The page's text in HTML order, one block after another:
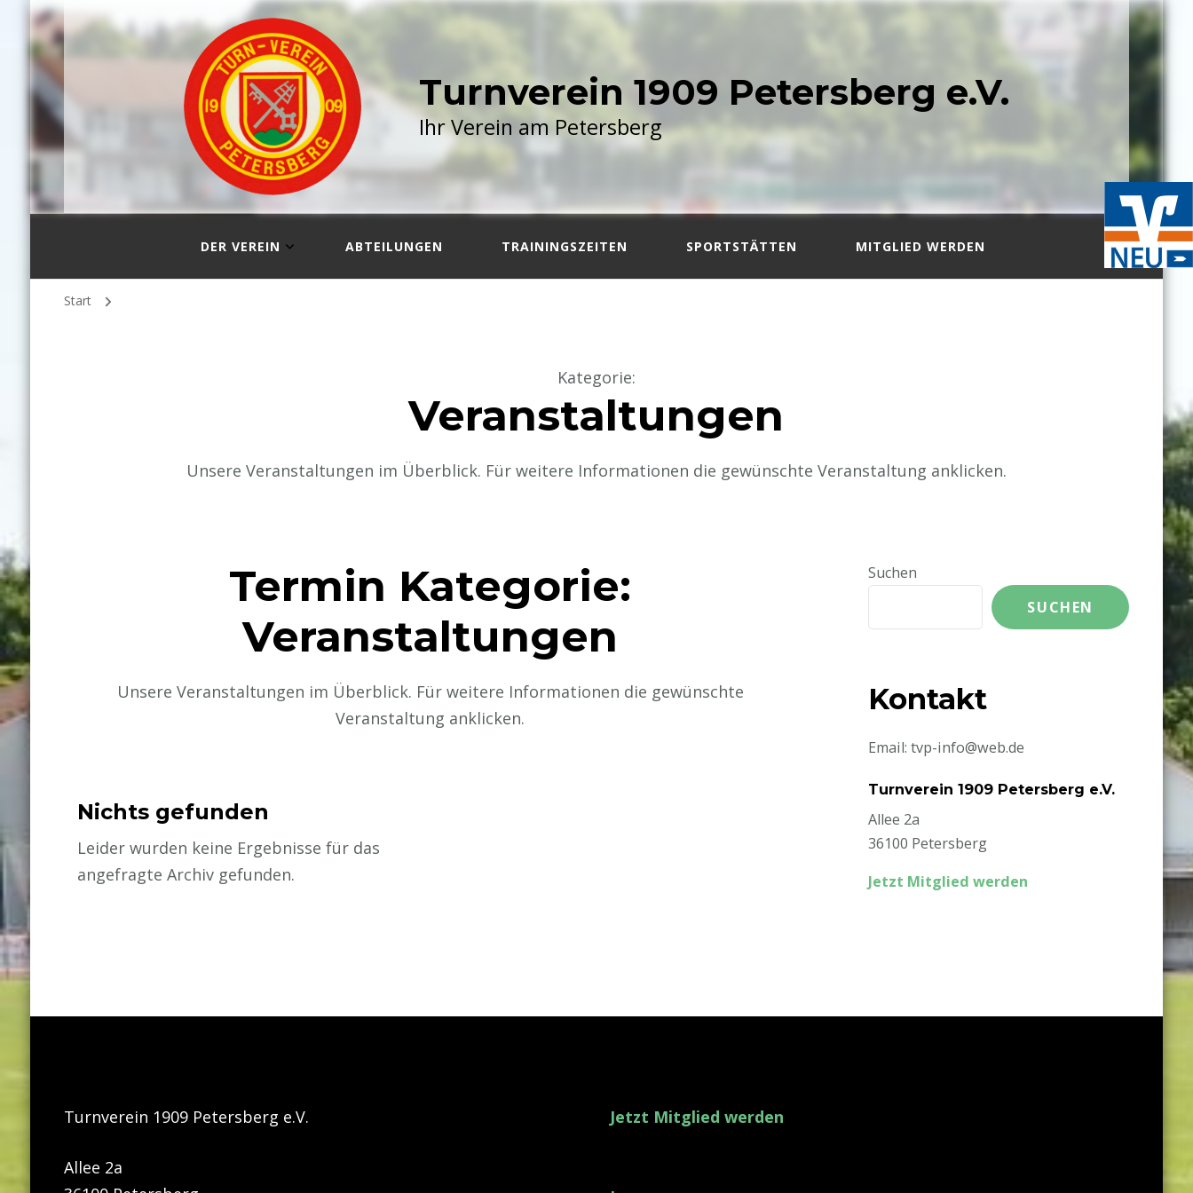
Turnverein 1909 Petersberg e.V.
Ihr Verein am Petersberg
DER VEREIN ABTEILUNGEN TRAININGSZEITEN SPORTSTÄTTEN MITGLIED WERDEN
Start
Kategorie:
Veranstaltungen
Unsere Veranstaltungen im Überblick. Für weitere Informationen die gewünschte Veranstaltung anklicken.
Termin Kategorie:
Veranstaltungen
Unsere Veranstaltungen im Überblick. Für weitere Informationen die gewünschte
Veranstaltung anklicken.
Nichts gefunden
Leider wurden keine Ergebnisse für das
angefragte Archiv gefunden.
Suchen
SUCHEN
Kontakt
Email: tvp-info@web.de
Turnverein 1909 Petersberg e.V.
Allee 2a
36100 Petersberg
Jetzt Mitglied werden
Turnverein 1909 Petersberg e.V.
Allee 2a
Jetzt Mitglied werden